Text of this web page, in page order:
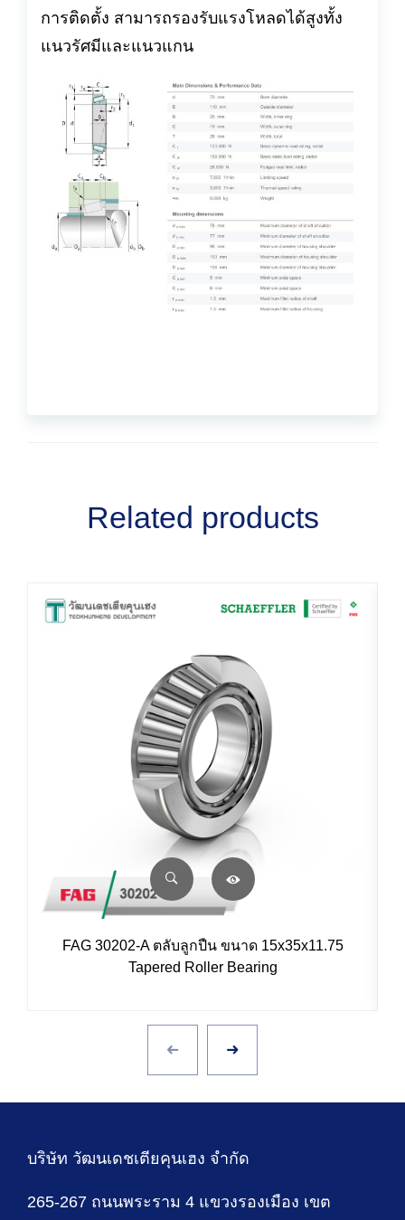
การติดตั้ง สามารถรองรับแรงโหลดได้สูงทั้ง
แนวรัศมีและแนวแกน
Related products
FAG 30202-A ตลับลูกปืน ขนาด 15x35x11.75
Tapered Roller Bearing
บริษัท วัฒนเดชเตียคุนเฮง จำกัด
265-267 ถนนพระราม 4 แขวงรองเมือง เขต